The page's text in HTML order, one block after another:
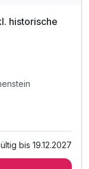
historische
bis 19.12.2027